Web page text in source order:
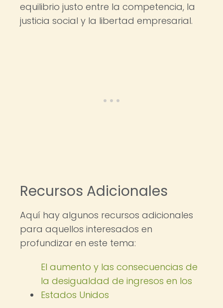
equilibrio justo entre la competencia, la
justicia social y la libertad empresarial.
Recursos Adicionales
Aquí hay algunos recursos adicionales
para aquellos interesados en
profundizar en este tema:
El aumento y las consecuencias de
la desigualdad de ingresos en los
Estados Unidos